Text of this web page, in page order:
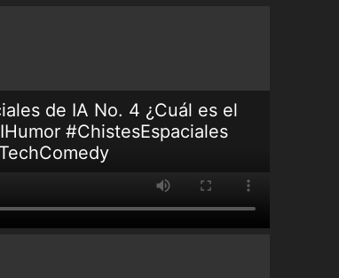
de IA No. 4 ¿Cuál es el
#ChistesEspaciales